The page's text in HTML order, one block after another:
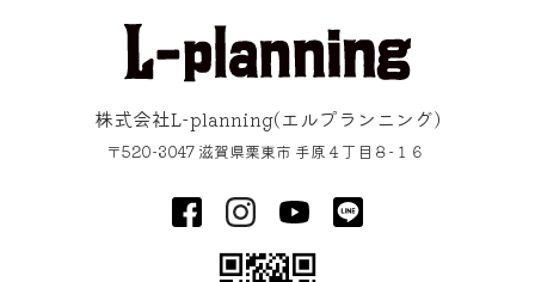
株式会社L-planning(エルプランニング)
〒520-3047 滋賀県栗東市 手原４丁目８−１６